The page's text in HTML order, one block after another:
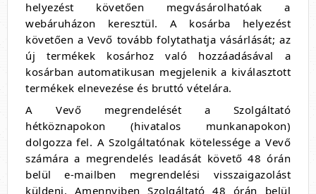
helyezést követően megvásárolhatóak a
webáruházon keresztül. A kosárba helyezést
követően a Vevő tovább folytathatja vásárlását; az
új termékek kosárhoz való hozzáadásával a
kosárban automatikusan megjelenik a kiválasztott
termékek elnevezése és bruttó vételára.
A Vevő megrendelését a Szolgáltató
hétköznapokon (hivatalos munkanapokon)
dolgozza fel. A Szolgáltatónak kötelessége a Vevő
számára a megrendelés leadását követő 48 órán
belül e-mailben megrendelési visszaigazolást
küldeni. Amennyiben Szolgáltató 48 órán belül